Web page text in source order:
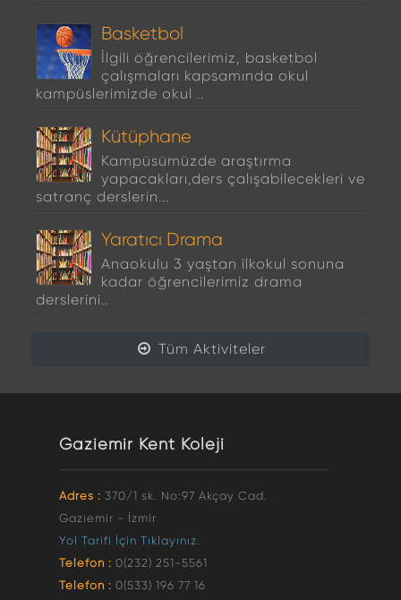
Basketbol
İlgili öğrencilerimiz, basketbol
çalışmaları kapsamında okul
kampüslerimizde okul ..
Kütüphane
Kampüsümüzde araştırma
yapacakları,ders çalışabilecekleri ve
satranç derslerin...
Yaratıcı Drama
Anaokulu 3 yaştan ilkokul sonuna
kadar öğrencilerimiz drama
derslerini..
Tüm Aktiviteler
Gaziemir Kent Koleji
Adres : 370/1 sk. No:97 Akçay Cad.
Gaziemir - İzmir
Yol Tarifi İçin Tıklayınız.
Telefon : 0(232) 251-5561
Telefon : 0(533) 196 77 16